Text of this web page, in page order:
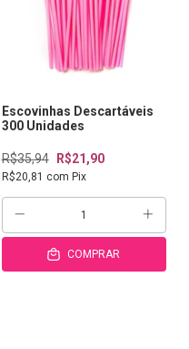
Escovinhas Descartáveis
300 Unidades
R$35,94 R$21,90
R$20,81 com Pix
COMPRAR